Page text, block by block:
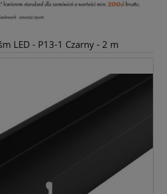
LED - P13-1 Czarny - 2 m